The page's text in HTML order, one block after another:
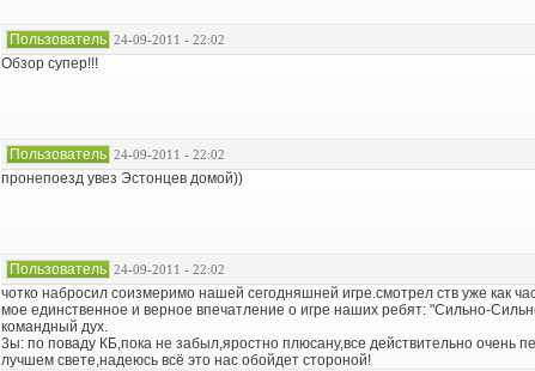
Пользователь 24-09-2011 - 22:02
Обзор супер!!!
Пользователь 24-09-2011 - 22:02
пронепоезд увез Эстонцев домой))
Пользователь 24-09-2011 - 22:02
чотко набросил соизмеримо нашей сегодняшней игре.смотрел ств уже как
мое единственное и верное впечатление о игре наших ребят: "Сильно-
командный дух.
3ы: по поваду КБ,пока не забыл,яростно плюсану,все действительно очень
лучшем свете,надеюсь всё это нас обойдет стороной!